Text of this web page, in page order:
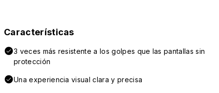
Características
3 veces más resistente a los golpes que las pantallas sin
protección
Una experiencia visual clara y precisa